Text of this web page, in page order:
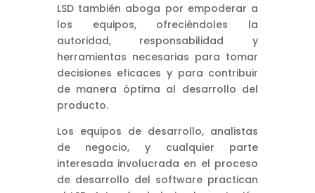
LSD también aboga por empoderar a
los equipos, ofreciéndoles la
autoridad, responsabilidad y
herramientas necesarias para tomar
decisiones eficaces y para contribuir
de manera óptima al desarrollo del
producto.
Los equipos de desarrollo, analistas
de negocio, y cualquier parte
interesada involucrada en el proceso
de desarrollo del software practican